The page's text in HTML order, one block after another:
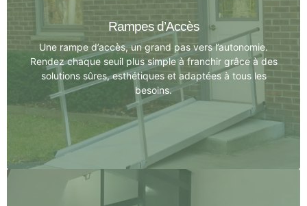
Monte-escalier
Avec une variété de designs, nous assurons non
seulement la fonctionnalité mais également l’esthétique
de votre intérieur.
Monter sans effort
Rampes d’Accès
Une rampe d’accès, un grand pas vers l’autonomie.
Rendez chaque seuil plus simple à franchir grâce à des
solutions sûres, esthétiques et adaptées à tous les
besoins.